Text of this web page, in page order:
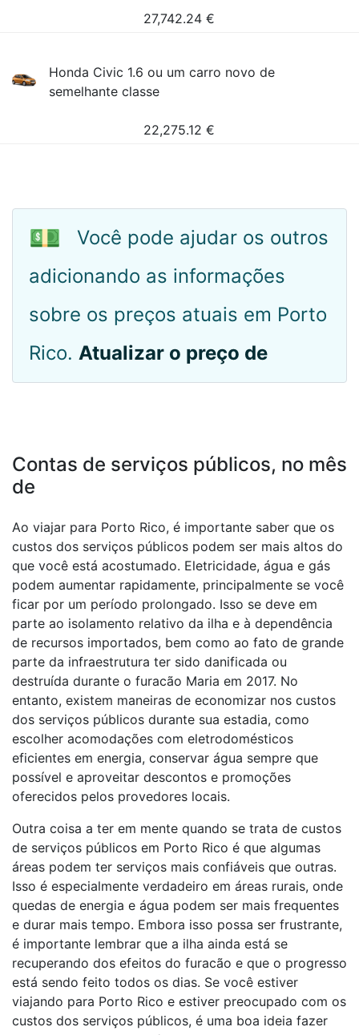
27,742.24 €
Honda Civic 1.6 ou um carro novo de
semelhante classe
22,275.12 €
💵
Você pode ajudar os outros
adicionando as informações
sobre os preços atuais em Porto
Rico. Atualizar o preço de
Contas de serviços públicos, no mês
de
Ao viajar para Porto Rico, é importante saber que os
custos dos serviços públicos podem ser mais altos do
que você está acostumado. Eletricidade, água e gás
podem aumentar rapidamente, principalmente se você
ficar por um período prolongado. Isso se deve em
parte ao isolamento relativo da ilha e à dependência
de recursos importados, bem como ao fato de grande
parte da infraestrutura ter sido danificada ou
destruída durante o furacão Maria em 2017. No
entanto, existem maneiras de economizar nos custos
dos serviços públicos durante sua estadia, como
escolher acomodações com eletrodomésticos
eficientes em energia, conservar água sempre que
possível e aproveitar descontos e promoções
oferecidos pelos provedores locais.
Outra coisa a ter em mente quando se trata de custos
de serviços públicos em Porto Rico é que algumas
áreas podem ter serviços mais confiáveis que outras.
Isso é especialmente verdadeiro em áreas rurais, onde
quedas de energia e água podem ser mais frequentes
e durar mais tempo. Embora isso possa ser frustrante,
é importante lembrar que a ilha ainda está se
recuperando dos efeitos do furacão e que o progresso
está sendo feito todos os dias. Se você estiver
viajando para Porto Rico e estiver preocupado com os
custos dos serviços públicos, é uma boa ideia fazer